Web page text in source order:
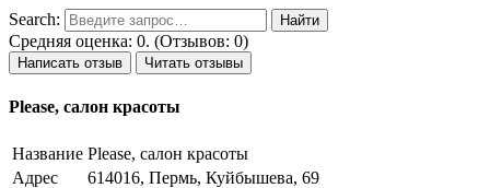
Search:
Средняя оценка: 0. (Отзывов: 0)
Написать отзыв Читать отзывы
Please, салон красоты
Название Please, салон красоты
Адрес
614016, Пермь, Куйбышева, 69